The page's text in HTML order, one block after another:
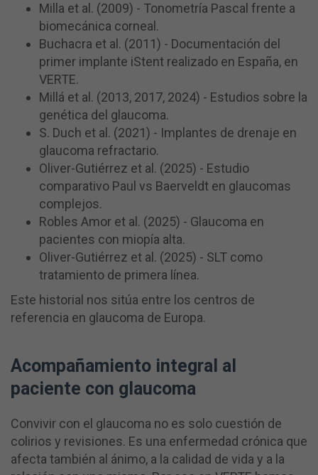
Milla et al. (2009) - Tonometría Pascal frente a
biomecánica corneal.
Buchacra et al. (2011) - Documentación del
primer implante iStent realizado en España, en
VERTE.
Millá et al. (2013, 2017, 2024) - Estudios sobre la
genética del glaucoma.
S. Duch et al. (2021) - Implantes de drenaje en
glaucoma refractario.
Oliver-Gutiérrez et al. (2025) - Estudio
comparativo Paul vs Baerveldt en glaucomas
complejos.
Robles Amor et al. (2025) - Glaucoma en
pacientes con miopía alta.
Oliver-Gutiérrez et al. (2025) - SLT como
tratamiento de primera línea.
Este historial nos sitúa entre los centros de
referencia en glaucoma de Europa.
Acompañamiento integral al
paciente con glaucoma
Convivir con el glaucoma no es solo cuestión de
colirios y revisiones. Es una enfermedad crónica que
afecta también al ánimo, a la calidad de vida y a la